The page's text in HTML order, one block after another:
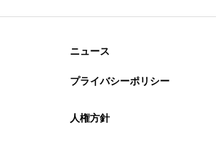
ニュース
プライバシーポリシー
人権方針